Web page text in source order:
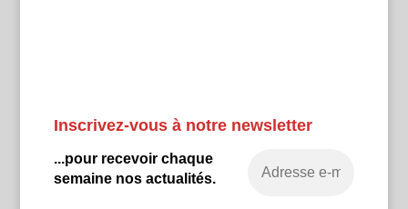
Inscrivez-vous à notre newsletter
...pour recevoir chaque
semaine nos actualités.